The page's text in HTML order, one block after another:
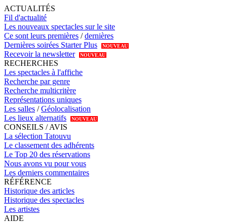
ACTUALITÉS
Fil d'actualité
Les nouveaux spectacles sur le site
Ce sont leurs premières /dernières
Dernières soirées Starter Plus
NOUVEAU
Recevoir la newsletter NOUVEAU
RECHERCHES
Les spectacles à l'affiche
Recherche par genre
Recherche multicritère
Représentations uniques
Les salles /Géolocalisation
Les lieux alternatifs
NOUVEAU
CONSEILS / AVIS
La sélection Tatouvu
Le classement des adhérents
Le Top 20 des réservations
Nous avons vu pour vous
Les derniers commentaires
RÉFÉRENCE
Historique des articles
Historique des spectacles
Les artistes
AIDE